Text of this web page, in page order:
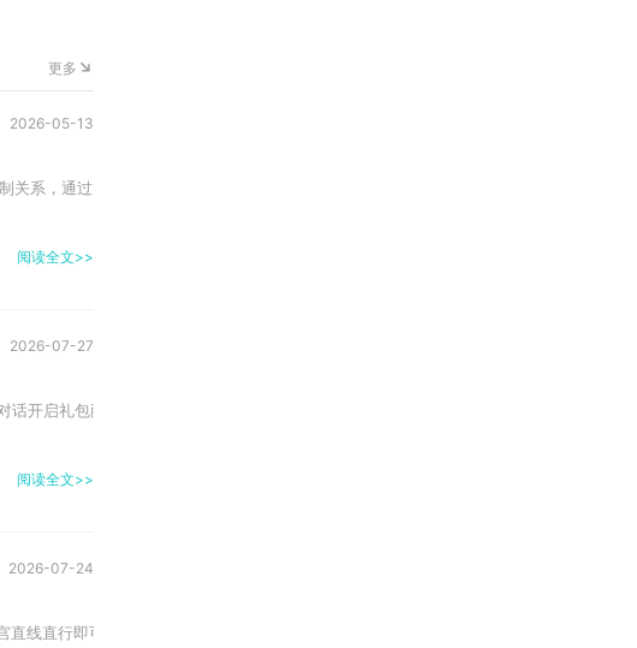
更多
2026-05-13
系，通过逐步削弱曹操军队血量并叠加自身防御buff，最终实现残血反杀的通关思路，
阅读全文>>
2026-07-27
开启礼包商店，通过合伙人礼包购入TGC蓝色斗篷，这件披风也是唯一可以无限制自由
阅读全文>>
2026-07-24
线直行即可直达入口大门，未完成前置区域解谜会直接锁死这条通道，也是多数玩家找